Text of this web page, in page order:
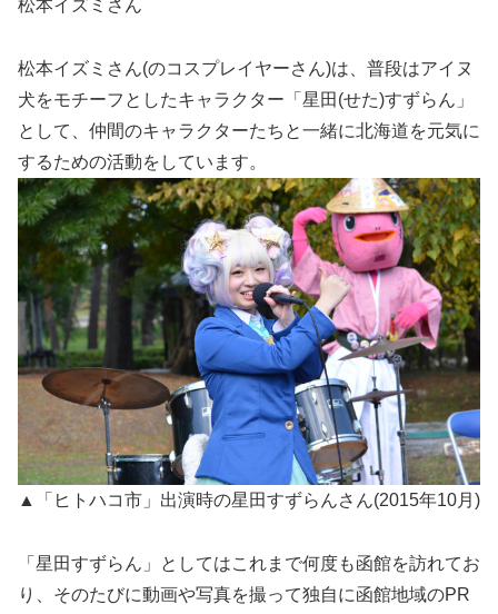
松本イズミさん
松本イズミさん(のコスプレイヤーさん)は、普段はアイヌ
犬をモチーフとしたキャラクター「星田(せた)すずらん」
として、仲間のキャラクターたちと一緒に北海道を元気に
するための活動をしています。
▲「ヒトハコ市」出演時の星田すずらんさん(2015年10月)
「星田すずらん」としてはこれまで何度も函館を訪れてお
り、そのたびに動画や写真を撮って独自に函館地域のPR